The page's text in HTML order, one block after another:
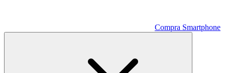
Compra Smartphone